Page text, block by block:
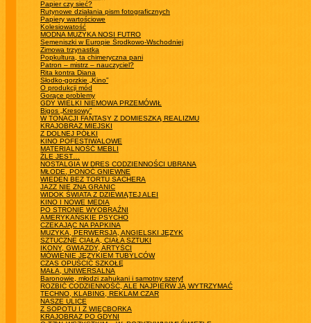
Papier czy sieć?
Rutynowe działania pism fotograficznych
Papiery wartościowe
Kolesiowatość
MODNA MUZYKA NOSI FUTRO
Semeniszki w Europie Środkowo-Wschodniej
Zimowa trzynastka
Popkultura, ta chimeryczna pani
Patron – mistrz – nauczyciel?
Rita kontra Diana
Słodko-gorzkie „Kino”
O produkcji mód
Gorące problemy
GDY WIELKI NIEMOWA PRZEMÓWIŁ
Bigos „Kresowy”
W TONACJI FANTASY Z DOMIESZKĄ REALIZMU
KRAJOBRAZ MIEJSKI
Z DOLNEJ PÓŁKI
KINO POFESTIWALOWE
MATERIALNOŚĆ MEBLI
ŹLE JEST…
NOSTALGIA W DRES CODZIENNOŚCI UBRANA
MŁODE, PONOĆ GNIEWNE
WIEDEŃ BEZ TORTU SACHERA
JAZZ NIE ZNA GRANIC
WIDOK ŚWIATA Z DZIEWIĄTEJ ALEI
KINO I NOWE MEDIA
PO STRONIE WYOBRAŹNI
AMERYKAŃSKIE PSYCHO
CZEKAJĄC NA PAPKINA
MUZYKA, PERWERSJA, ANGIELSKI JĘZYK
SZTUCZNE CIAŁA, CIAŁA SZTUKI
IKONY, GWIAZDY, ARTYŚCI
MÓWIENIE JĘZYKIEM TUBYLCÓW
CZAS OPUŚCIĆ SZKOŁĘ
MAŁA, UNIWERSALNA
Baronowie, młodzi zahukani i samotny szeryf
ROZBIĆ CODZIENNOŚĆ, ALE NAJPIERW JĄ WYTRZYMAĆ
TECHNO, KLABING, REKLAM CZAR
NASZE ULICE
Z SOPOTU I Z WIĘCBORKA
KRAJOBRAZ PO GDYNI